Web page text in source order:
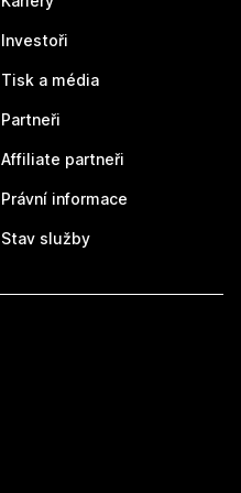
Investoři
Tisk a média
Partneři
Affiliate partneři
Právní informace
Stav služby